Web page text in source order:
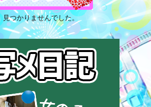
見つかりませんでした。